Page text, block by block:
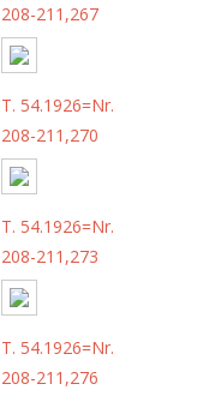
208-211,267
T. 54.1926=Nr.
208-211,270
T. 54.1926=Nr.
208-211,273
T. 54.1926=Nr.
208-211,276